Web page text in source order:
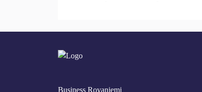
Business Rovaniemi